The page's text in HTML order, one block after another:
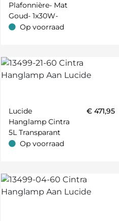
Plafonnière- Mat
Goud- 1x30W-
2700K
Op voorraad
Op voorraad
Lucide
Hanglamp Cintra
5L Transparant
€ 471,95
Op voorraad
Op voorraad